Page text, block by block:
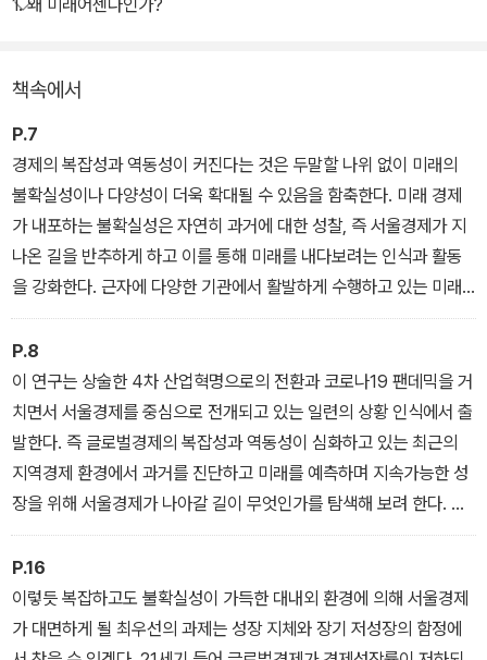
특히 주목할 점은 서울이 ‘성장의 도시’를 넘어 ‘지속 가능한 도시’로
나아가기 위해 반드시 대응해야 할 과제를 13가지 핵심 정책어젠다로
정리했다는 점이다. 이는 단순한 정책 목록이 아니라, 우리 삶과 직결
된 서울의 미래를 위한 종합 설계도이다.
1. 왜 미래어젠다인가?
책속에서
P.7
경제의 복잡성과 역동성이 커진다는 것은 두말할 나위 없이 미래의
불확실성이나 다양성이 더욱 확대될 수 있음을 함축한다. 미래 경제
가 내포하는 불확실성은 자연히 과거에 대한 성찰, 즉 서울경제가 지
나온 길을 반추하게 하고 이를 통해 미래를 내다보려는 인식과 활동
을 강화한다. 근자에 다양한 기관에서 활발하게 수행하고 있는 미래
전망이나 예측 연구들이 이를 입증하고 있다. 가령 ‘포스트’ 코로나19
팬데믹에 관한 담론은 글로벌 위험사회를 경험한 적이 있는 우리 사
회가 위기로부터 희망과 새로운 기회를 탐색하려는 노력의 소산이다.
특히 코로나19 팬데믹이 확산되던 시기에 경제 영역의 변화와 위기
는 넓고도 깊은 것이어서 다가올 경제에 대한 희망과 기회를 찾는 노
력은 더욱 절실해지고 있다.
P.8
이 연구는 상술한 4차 산업혁명으로의 전환과 코로나19 팬데믹을 거
치면서 서울경제를 중심으로 전개되고 있는 일련의 상황 인식에서 출
발한다. 즉 글로벌경제의 복잡성과 역동성이 심화하고 있는 최근의
지역경제 환경에서 과거를 진단하고 미래를 예측하며 지속가능한 성
장을 위해 서울경제가 나아갈 길이 무엇인가를 탐색해 보려 한다. 지
난 10여 년 동안 서울경제는 과연 어떠한 변화를 겪었으며, 또 미래로
나아가기 위해서 어떠한 도전을 해결해야 하는가?
P.16
이렇듯 복잡하고도 불확실성이 가득한 대내외 환경에 의해 서울경제
가 대면하게 될 최우선의 과제는 성장 지체와 장기 저성장의 함정에